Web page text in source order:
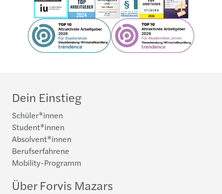
Dein Einstieg
Schüler*innen
Student*innen
Absolvent*innen
Berufserfahrene
Mobility-Programm
Über Forvis Mazars